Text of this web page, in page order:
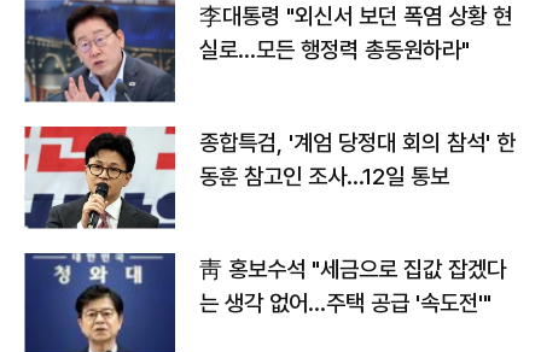
李대통령 "외신서 보던 폭염 상황 현
실로…모든 행정력 총동원하라"
종합특검, '계엄 당정대 회의 참석' 한
동훈 참고인 조사...12일 통보
靑 홍보수석 "세금으로 집값 잡겠다
는 생각 없어…주택 공급 '속도전'"